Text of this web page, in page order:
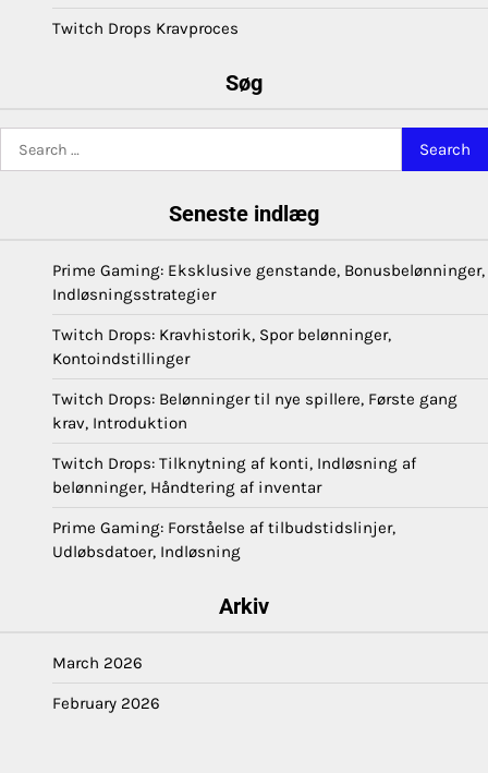
Twitch Drops Kravproces
Søg
for:
Seneste indlæg
Prime Gaming: Eksklusive genstande, Bonusbelønninger,
Indløsningsstrategier
Twitch Drops: Kravhistorik, Spor belønninger,
Kontoindstillinger
Twitch Drops: Belønninger til nye spillere, Første gang
krav, Introduktion
Twitch Drops: Tilknytning af konti, Indløsning af
belønninger, Håndtering af inventar
Prime Gaming: Forståelse af tilbudstidslinjer,
Udløbsdatoer, Indløsning
Arkiv
March 2026
February 2026